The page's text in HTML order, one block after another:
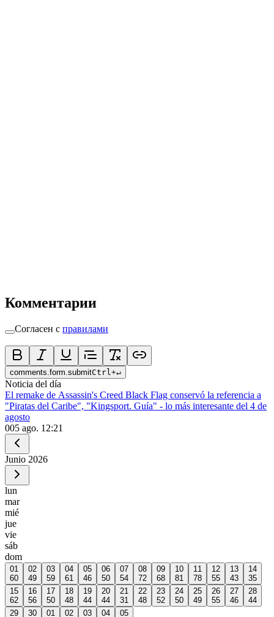
Комментарии
Согласен с правилами
comments.form.submitCtrl +↵
Noticia del día
El remake de Assassin's Creed Black Flag conservó la referencia a
"Piratas del Caribe", "Kingsport. Guía" - lo más interesante del 4 de
agosto
005 ago. 12:21
Junio 2026
lun
mar
mié
jue
vie
sáb
dom
01
60
02
49
03
59
04
61
05
46
06
50
07
54
08
72
09
68
10
81
11
78
12
55
13
43
14
35
15
62
16
56
17
50
18
48
19
44
20
44
21
31
22
48
23
52
24
50
25
49
26
55
27
46
28
44
29
30 01 02 03 04 05